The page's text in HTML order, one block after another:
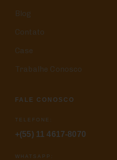
Blog
Contato
Case
Trabalhe Conosco
FALE CONOSCO
TELEFONE:
+(55) 11 4617-8070
WHATSAPP: